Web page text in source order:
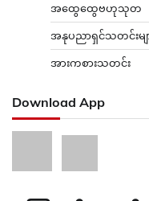
အထွေထွေဗဟုသုတ
အနုပညာရှင်သတင်းမျ
အားကစားသတင်း
Download App